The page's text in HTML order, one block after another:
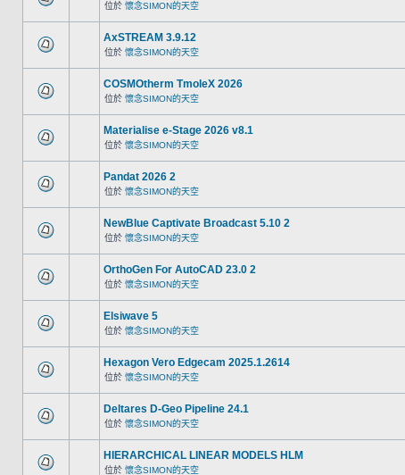
位於 懷念SIMON的天空
AxSTREAM 3.9.12
位於 懷念SIMON的天空
COSMOtherm TmoleX 2026
位於 懷念SIMON的天空
Materialise e-Stage 2026 v8.1
位於 懷念SIMON的天空
Pandat 2026 2
位於 懷念SIMON的天空
NewBlue Captivate Broadcast 5.10 2
位於 懷念SIMON的天空
OrthoGen For AutoCAD 23.0 2
位於 懷念SIMON的天空
Elsiwave 5
位於 懷念SIMON的天空
Hexagon Vero Edgecam 2025.1.2614
位於 懷念SIMON的天空
Deltares D-Geo Pipeline 24.1
位於 懷念SIMON的天空
HIERARCHICAL LINEAR MODELS HLM
位於 懷念SIMON的天空